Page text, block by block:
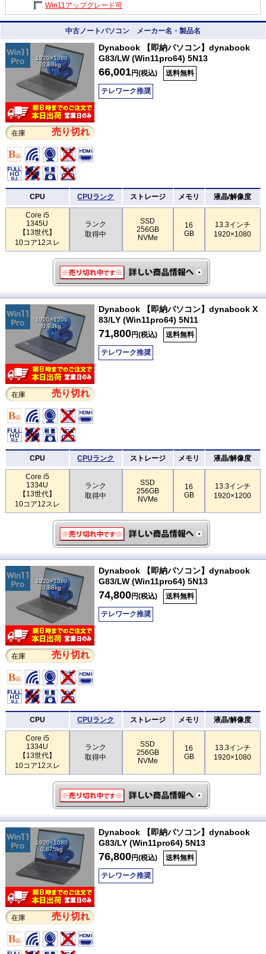
Win11アップグレード可
中古ノートパソコン メーカー名・製品名
1920×1080
0.88kg
在庫 売り切れ
Dynabook 【即納パソコン】dynabook
G83/LW (Win11pro64) 5N13
66,001円(税込) 送料無料
テレワーク推奨
CPU CPUランク ストレージ メモリ 液晶/解像度
Core i5
1345U
【13世代】
10コア12スレ
ランク
取得中
SSD
256GB
NVMe
16
GB
13.3インチ
1920×1080
1920×1200
0.93kg
在庫 売り切れ
Dynabook 【即納パソコン】dynabook X
83/LY (Win11pro64) 5N11
71,800円(税込) 送料無料
テレワーク推奨
CPU CPUランク ストレージ メモリ 液晶/解像度
Core i5
1334U
【13世代】
10コア12スレ
ランク
取得中
SSD
256GB
NVMe
16
GB
13.3インチ
1920×1200
1920×1080
0.88kg
在庫 売り切れ
Dynabook 【即納パソコン】dynabook
G83/LW (Win11pro64) 5N13
74,800円(税込) 送料無料
テレワーク推奨
CPU CPUランク ストレージ メモリ 液晶/解像度
Core i5
1334U
【13世代】
10コア12スレ
ランク
取得中
SSD
256GB
NVMe
16
GB
13.3インチ
1920×1080
1920×1080
0.875kg
在庫 売り切れ
Dynabook 【即納パソコン】dynabook
G83/LY (Win11pro64) 5N13
76,800円(税込) 送料無料
テレワーク推奨